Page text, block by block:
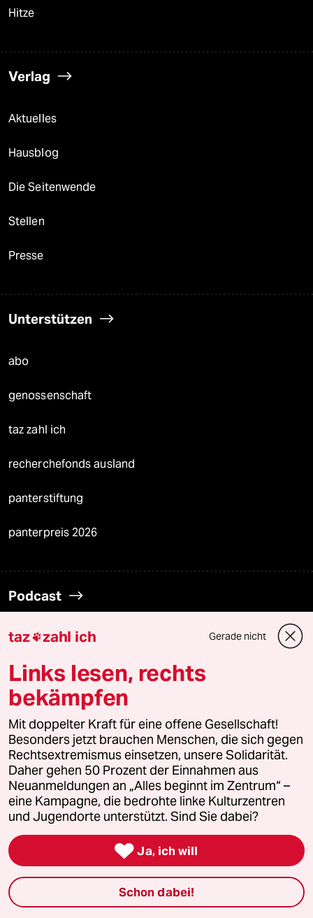
Hitze
Verlag
Aktuelles
Hausblog
Die Seitenwende
Stellen
Presse
Unterstützen
abo
genossenschaft
taz zahl ich
recherchefonds ausland
panterstiftung
panterpreis 2026
Podcast
bundestalk
fernverbindung
klima update°
Mauerecho
Freie Rede
reingehen
taz zahl ich Gerade nicht
Links lesen, rechts
bekämpfen
Mit doppelter Kraft für eine offene Gesellschaft!
Besonders jetzt brauchen Menschen, die sich gegen
Rechtsextremismus einsetzen, unsere Solidarität.
Daher gehen 50 Prozent der Einnahmen aus
Neuanmeldungen an „Alles beginnt im Zentrum“ –
eine Kampagne, die bedrohte linke Kulturzentren
und Jugendorte unterstützt. Sind Sie dabei?
 Ja, ich will
Schon dabei!